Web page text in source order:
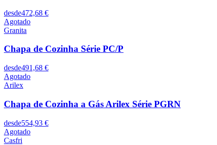
desde472,68 €
Agotado
Granita
Chapa de Cozinha Série PC/P
desde491,68 €
Agotado
Arilex
Chapa de Cozinha a Gás Arilex Série PGRN
desde554,93 €
Agotado
Casfri